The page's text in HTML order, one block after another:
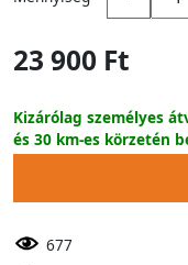
23 900 Ft
Kizárólag személyes
és 30 km-es körzetén
677